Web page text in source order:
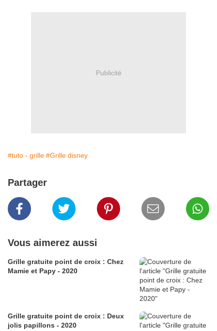
Publicité
#tuto - grille #Grille disney
Partager
Vous aimerez aussi
Grille gratuite point de croix : Chez
Mamie et Papy - 2020
Grille gratuite point de croix : Deux
jolis papillons - 2020